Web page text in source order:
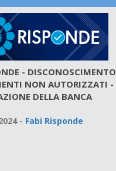
- DISCONOSCIMENTO
NON AUTORIZZATI -
DELLA BANCA
- Fabi Risponde